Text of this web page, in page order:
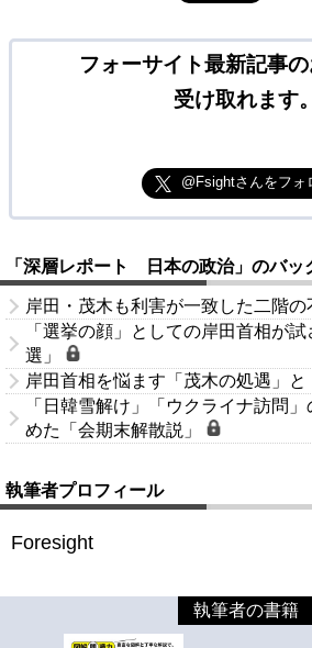
フォーサイト最新記事
受け取れます。
@Fsightさんをフォ
「深層レポート 日本の政治」のバッ
岸田・茂木も利害が一致した二階の
「選挙の顔」としての岸田首相が
選」
岸田首相を悩ます「茂木の処遇」と
「日韓雪解け」「ウクライナ訪問
めた「会期末解散説」
執筆者プロフィール
Foresight
執筆者の書籍